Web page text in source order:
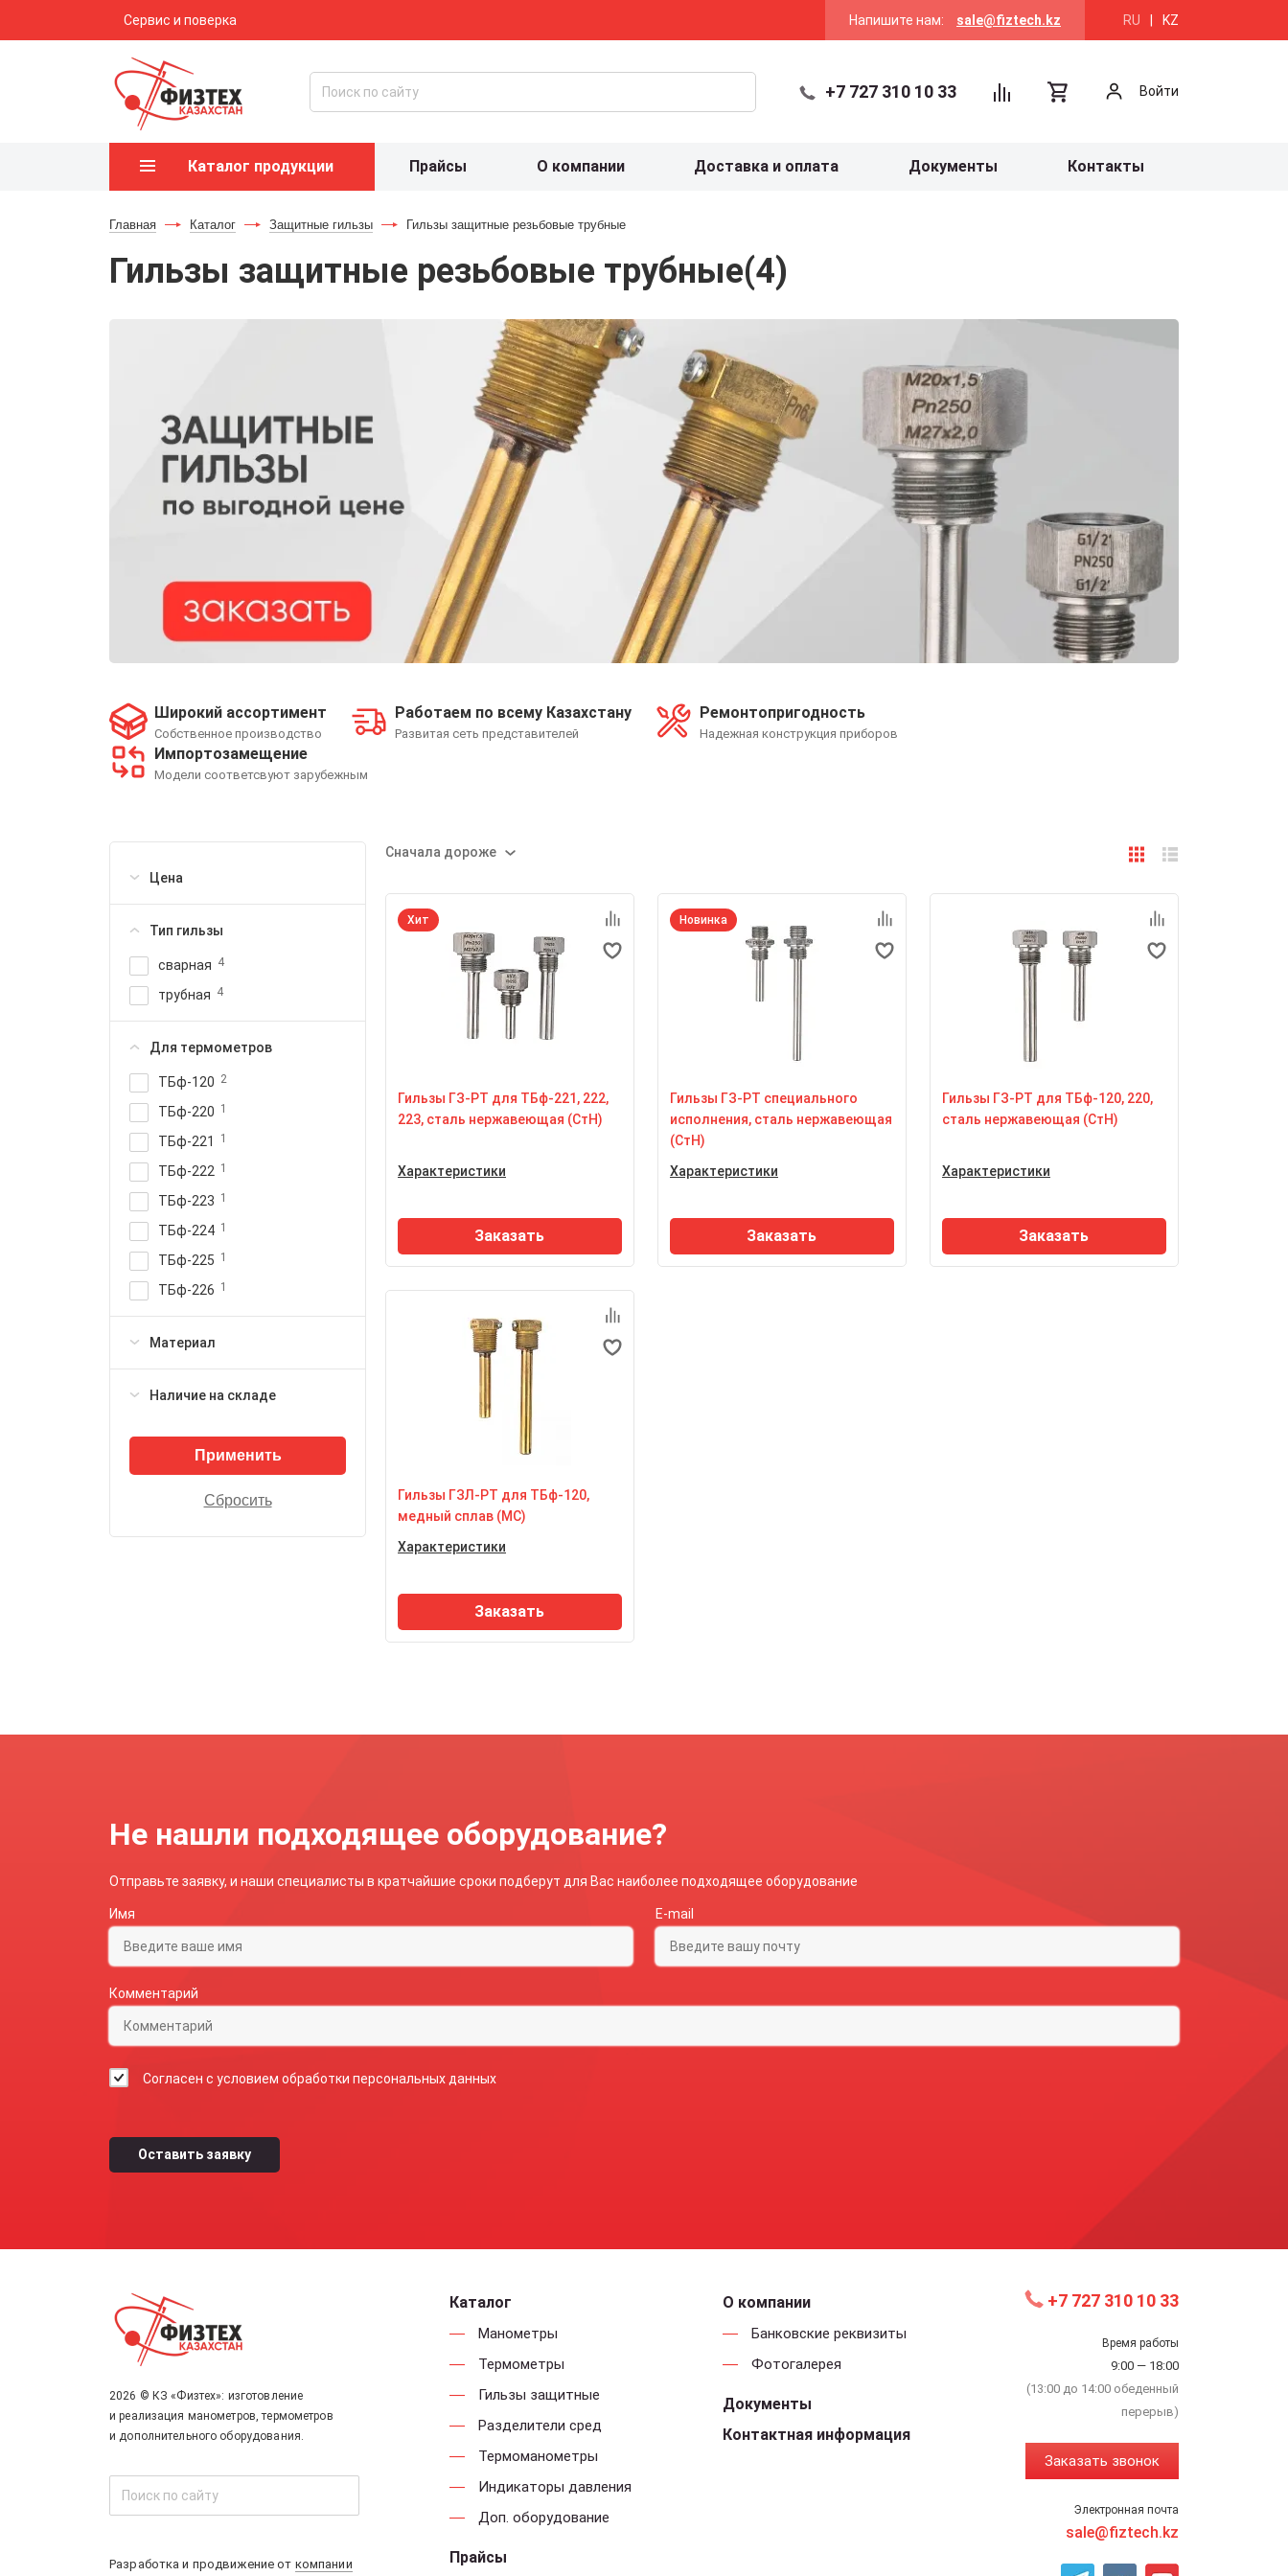
Сервис и поверка Напишите нам: sale@fiztech.kz RU KZ
+7 727 310 10 33 Войти
Каталог продукции Прайсы О компании Доставка и оплата Документы Контакты
Главная - Каталог - Защитные гильзы - Гильзы защитные резьбовые трубные
Гильзы защитные резьбовые трубные(4)
Широкий ассортимент
Собственное производство
Работаем по всему Казахстану
Развитая сеть представителей
Ремонтопригодность
Надежная конструкция приборов
Импортозамещение
Модели соответсвуют зарубежным
Цена
Тип гильзы
сварная 4
трубная 4
Для термометров
ТБф-120 2
ТБф-220 1
ТБф-221 1
ТБф-222 1
ТБф-223 1
ТБф-224 1
ТБф-225 1
ТБф-226 1
Материал
Наличие на складе
Сначала дороже
Хит
Гильзы ГЗ-РТ для ТБф-221, 222,
223, сталь нержавеющая (СтН)
Характеристики
с толщиной стенки 1 мм - до 6,3
Материал гильзы
d.10,12,14 - не менее 1 мм
Модель гильзы
резьбовая, трубная
Возможность установки
термометры ТБф-221
Заказать
Новинка
Гильзы ГЗ-РТ специального
исполнения, сталь нержавеющая
(СтН)
Характеристики
с толщиной стенки 1 мм - до 6,3
Материал гильзы
Заказать
Гильзы ГЗ-РТ для ТБф-120, 220,
сталь нержавеющая (СтН)
Характеристики
до 6,3 МПа
Материал гильзы
сталь нержавеющая 12Х18Н10Т
Заказать
Гильзы ГЗЛ-РТ для ТБф-120,
медный сплав (МС)
Характеристики
до 6,3 МПа
Материал гильзы
медный сплав
Заказать
Не нашли подходящее оборудование?
Отправьте заявку, и наши специалисты в кратчайшие сроки подберут для Вас наиболее подходящее оборудование
Имя E-mail
Комментарий
Согласен с условием обработки персональных данных
2026 © КЗ «Физтех»: изготовление
и реализация манометров, термометров
и дополнительного оборудования.
Разработка и продвижение от компании
Каталог
Манометры
Термометры
Гильзы защитные
Разделители сред
Термоманометры
Индикаторы давления
Доп. оборудование
Прайсы
О компании
Банковские реквизиты
Фотогалерея
Документы
Контактная информация
+7 727 310 10 33
Время работы
9:00 — 18:00
(13:00 до 14:00 обеденный
перерыв)
Заказать звонок
Электронная почта
sale@fiztech.kz